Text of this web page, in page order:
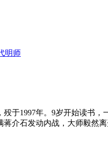
明师
于1997年。9岁开始读书
介石发动内战，大师毅然